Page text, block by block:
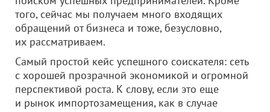
того, сейчас мы получаем много входящих
обращений от бизнеса и тоже, безусловно,
их рассматриваем.
Самый простой кейс успешного соискателя: сеть
с хорошей прозрачной экономикой и огромной
перспективой роста. К слову, если это еще
и рынок импортозамещения, как в случае